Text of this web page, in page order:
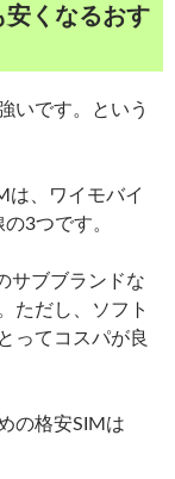
安くなるおす
いです。という
は、ワイモバイ
3つです。
サブブランドな
ただし、ソフト
ってコスパが良
の格安SIMは